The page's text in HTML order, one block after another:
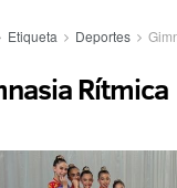
Etiqueta Deportes
Rítmica